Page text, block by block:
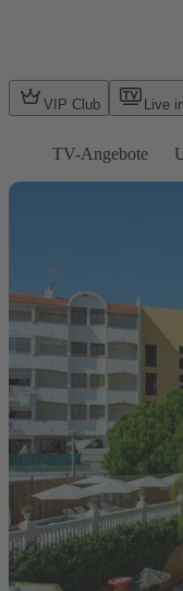
VIP Club Live
TV-Angebote